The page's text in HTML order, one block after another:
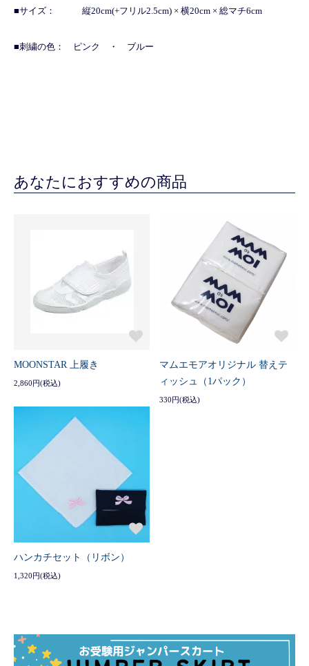
■サイズ： 縦20cm(+フリル2.5cm) × 横20cm × 総マチ6cm
■刺繍の色： ピンク ・ ブルー
あなたにおすすめの商品
MOONSTAR 上履き
2,860円(税込)
マムエモアオリジナル 替えテ
ィッシュ（1パック）
330円(税込)
ハンカチセット（リボン）
1,320円(税込)